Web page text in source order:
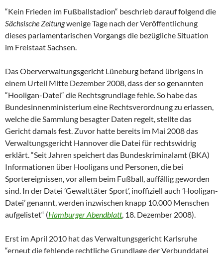
“Kein Frieden im Fußballstadion“ beschrieb darauf folgend die
Sächsische Zeitungwenige Tage nach der Veröffentlichung
dieses parlamentarischen Vorgangs die bezügliche Situation
im Freistaat Sachsen.
Das Oberverwaltungsgericht Lüneburg befand übrigens in
einem Urteil Mitte Dezember 2008, dass der so genannten
“Hooligan-Datei“ die Rechtsgrundlage fehle. So habe das
Bundesinnenministerium eine Rechtsverordnung zu erlassen,
welche die Sammlung besagter Daten regelt, stellte das
Gericht damals fest. Zuvor hatte bereits im Mai 2008 das
Verwaltungsgericht Hannover die Datei für rechtswidrig
erklärt. “Seit Jahren speichert das Bundeskriminalamt (BKA)
Informationen über Hooligans und Personen, die bei
Sportereignissen, vor allem beim Fußball, auffällig geworden
sind. In der Datei ’Gewalttäter Sport’, inoffiziell auch ’Hooligan-
Datei’ genannt, werden inzwischen knapp 10.000 Menschen
aufgelistet“ (Hamburger Abendblatt, 18. Dezember 2008).
Erst im April 2010 hat das Verwaltungsgericht Karlsruhe
“erneut die fehlende rechtliche Grundlage der Verbunddatei